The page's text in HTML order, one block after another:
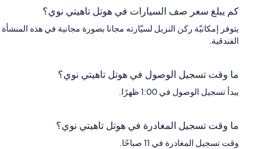
كم يبلغ سعر صف السيارات في هوتل تاهيتي نوي؟
يتوفر إمكانيّة ركن النزيل لسيّارته مجانا بصورة مجانية في هذه المنشأة
الفندقية.
ما وقت تسجيل الوصول في هوتل تاهيتي نوي؟
يبدأ تسجيل الوصول في 1:00 ظهرًا.
ما وقت تسجيل المغادرة في هوتل تاهيتي نوي؟
وقت تسجيل المغادرة في 11 صباحًا.